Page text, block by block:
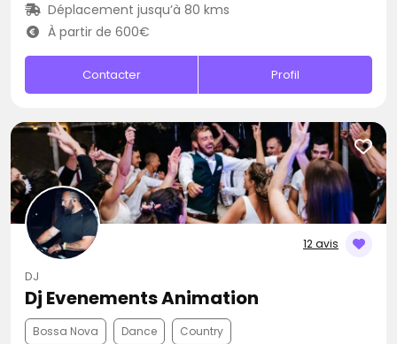
Déplacement jusqu’à 80 kms
À partir de 600€
Contacter Profil
12 avis
DJ
Dj Evenements Animation
Bossa Nova Dance Country